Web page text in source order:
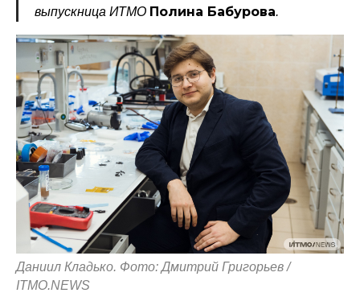
выпускница ИТМО Полина Бабурова.
Даниил Кладько. Фото: Дмитрий Григорьев /
ITMO.NEWS
© 2015-2026 НАУРР. Все права защищены. При использовании материалов
ссылка на ROBOTUNION.RU — обязательна
Политика конфиденциальности
© 2015-2026 НАУРР. Все права защищены.
При использовании материалов ссылка на ROBOTUNION.RU — обязательна